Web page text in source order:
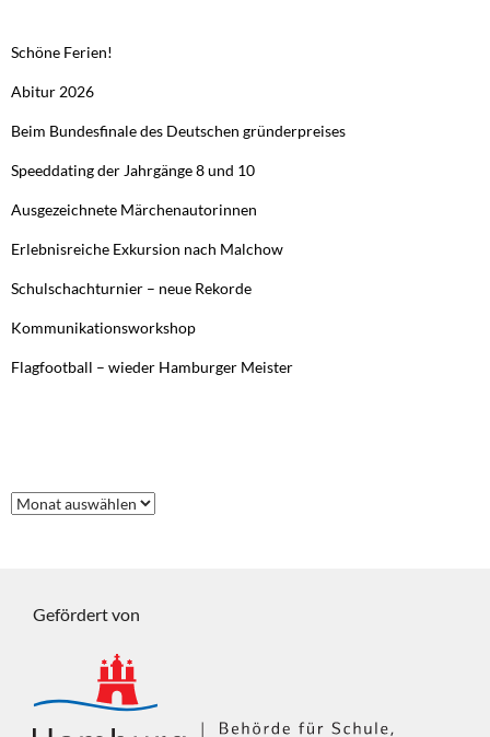
Schöne Ferien!
Abitur 2026
Beim Bundesfinale des Deutschen gründerpreises
Speeddating der Jahrgänge 8 und 10
Ausgezeichnete Märchenautorinnen
Erlebnisreiche Exkursion nach Malchow
Schulschachturnier – neue Rekorde
Kommunikationsworkshop
Flagfootball – wieder Hamburger Meister
Frühere
Beiträge
Gefördert von